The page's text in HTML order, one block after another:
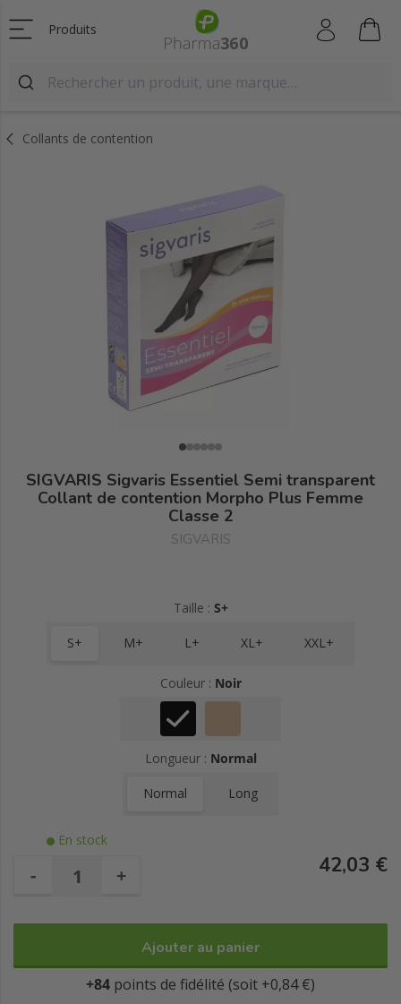
Produits
Collants de contention
SIGVARIS Sigvaris Essentiel Semi transparent
Collant de contention Morpho Plus Femme
Classe 2
SIGVARIS
Taille : S+
S+ M+ L+ XL+ XXL+
Couleur : Noir
Longueur : Normal
Normal Long
En stock
- + 42,03 €
Ajouter au panier
+84 points de fidélité (soit +0,84 €)